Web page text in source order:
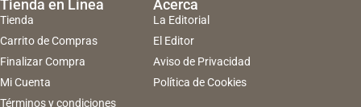
Tienda en Línea
Tienda
Carrito de Compras
Finalizar Compra
Mi Cuenta
Términos y condiciones
Acerca
La Editorial
El Editor
Aviso de Privacidad
Política de Cookies